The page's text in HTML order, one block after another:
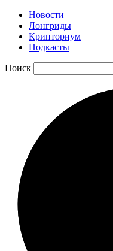
Новости
Лонгриды
Крипториум
Подкасты
Поиск